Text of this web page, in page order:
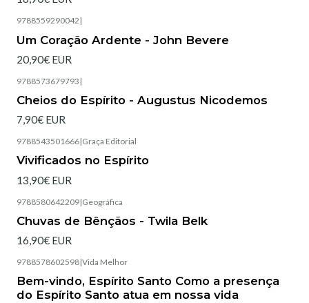
9788559290042 |
Um Coração Ardente - John Bevere
20,90€ EUR
9788573679793 |
Cheios do Espírito - Augustus Nicodemos
7,90€ EUR
9788543501666|Graça Editorial
Vivificados no Espírito
13,90€ EUR
9788580642209|Geográfica
Chuvas de Bênçãos - Twila Belk
16,90€ EUR
9788578602598|Vida Melhor
Bem-vindo, Espírito Santo Como a presença
do Espírito Santo atua em nossa vida